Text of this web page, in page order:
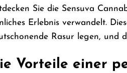
Sie die Sensuva
Erlebnis verwandelt.
Rasur legen, und
Vorteile einer